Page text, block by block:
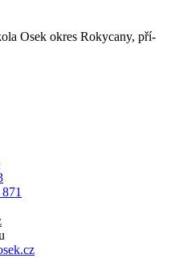
Osek okres Roky­ca­ny, pří­